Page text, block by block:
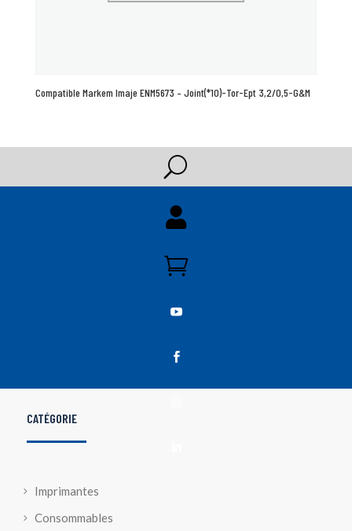
Compatible Markem Imaje ENM5673 – Joint(*10)-Tor-Ept 3,2/0,5-G&M
U




CATÉGORIE
Imprimantes
Consommables